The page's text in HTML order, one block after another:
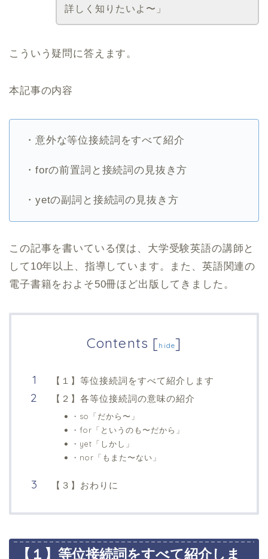
詳しく知りたいよ〜」
こういう疑問に答えます。
本記事の内容
・意外な等位接続詞をすべて紹介
・forの前置詞と接続詞の見抜き方
・yetの副詞と接続詞の見抜き方
この記事を書いている僕は、大学受験英語の講師と
して10年以上、指導しています。また、英語関連の
電子書籍をおよそ50冊ほど出版してきました。
Contents [hide]
【１】等位接続詞をすべて紹介します
【２】各等位接続詞の意味の紹介
・so「だから〜」
・for「というのも〜だから」
・yet「しかし」
・nor「もまた〜ない」
【３】おわりに
【１】等位接続詞をすべて紹介しま